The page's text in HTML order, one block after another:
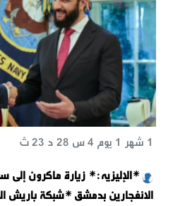
*الإليزيه:* زيارة ماكرون إلى
الانفجارين بدمشق ‎*شبكة باريش الإخبارية*
1 شهر 1 يوم 4 س 28 د 23 ث